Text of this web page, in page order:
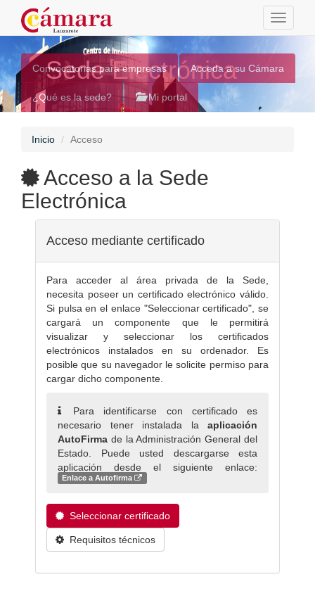
Toggle
Sede Electrónica
Convocatorias para empresas Acceda a su Cámara
¿Qué es la sede? Mi portal
Inicio Acceso
Acceso a la Sede
Electrónica
Acceso mediante certificado
Para acceder al área privada de la Sede,
necesita poseer un certificado electrónico válido.
Si pulsa en el enlace "Seleccionar certificado", se
cargará un componente que le permitirá
visualizar y seleccionar los certificados
electrónicos instalados en su ordenador. Es
posible que su navegador le solicite permiso para
cargar dicho componente.
Para identificarse con certificado es
necesario tener instalada la aplicación
AutoFirma de la Administración General del
Estado. Puede usted descargarse esta
aplicación desde el siguiente enlace:
Enlace a Autofirma
Seleccionar certificado
Requisitos técnicos